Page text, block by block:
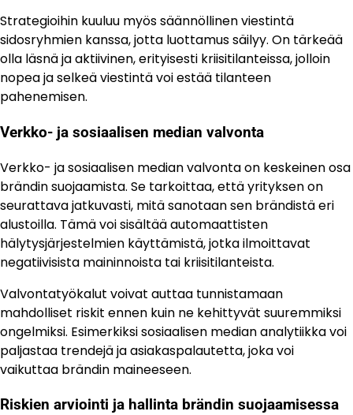
Strategioihin kuuluu myös säännöllinen viestintä
sidosryhmien kanssa, jotta luottamus säilyy. On tärkeää
olla läsnä ja aktiivinen, erityisesti kriisitilanteissa, jolloin
nopea ja selkeä viestintä voi estää tilanteen
pahenemisen.
Verkko- ja sosiaalisen median valvonta
Verkko- ja sosiaalisen median valvonta on keskeinen osa
brändin suojaamista. Se tarkoittaa, että yrityksen on
seurattava jatkuvasti, mitä sanotaan sen brändistä eri
alustoilla. Tämä voi sisältää automaattisten
hälytysjärjestelmien käyttämistä, jotka ilmoittavat
negatiivisista maininnoista tai kriisitilanteista.
Valvontatyökalut voivat auttaa tunnistamaan
mahdolliset riskit ennen kuin ne kehittyvät suuremmiksi
ongelmiksi. Esimerkiksi sosiaalisen median analytiikka voi
paljastaa trendejä ja asiakaspalautetta, joka voi
vaikuttaa brändin maineeseen.
Riskien arviointi ja hallinta brändin suojaamisessa